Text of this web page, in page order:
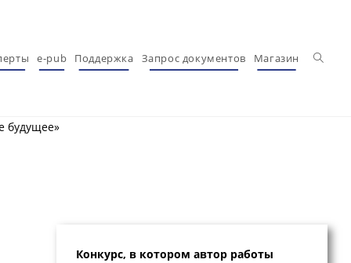
e-pub Поддержка Запрос документов Магазин
будущее»
Конкурс, в котором автор работы